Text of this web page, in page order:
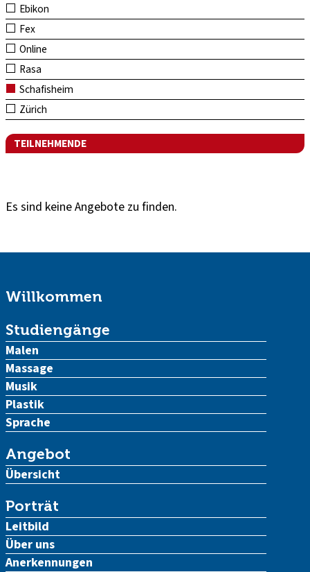
Ebikon
Fex
Online
Rasa
Schafisheim
Zürich
TEILNEHMENDE
Es sind keine Angebote zu finden.
Willkommen
Studiengänge
Malen
Massage
Musik
Plastik
Sprache
Angebot
Übersicht
Porträt
Leitbild
Über uns
Anerkennungen